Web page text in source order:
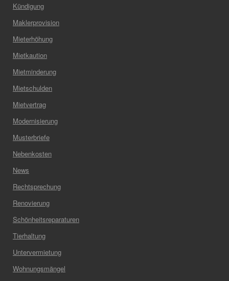
Kündigung
Maklerprovision
Mieterhöhung
Mietkaution
Mietminderung
Mietschulden
Mietvertrag
Modernisierung
Musterbriefe
Nebenkosten
News
Rechtsprechung
Renovierung
Schönheitsreparaturen
Tierhaltung
Untervermietung
Wohnungsmängel